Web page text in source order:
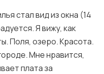
стал вид из окна (14
Я вижу, как
Поля, озеро. Красота.
Мне нравится,
плата за